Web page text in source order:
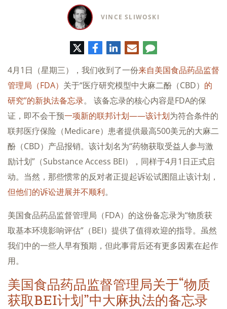
VINCE SLIWOSKI
特
脸
书
领
英
电
子
件
评
论
4月1日（星期三），我们收到了一份来自美国食品药品监督
管理局（FDA） 关于“医疗研究模型中大麻二酚（CBD） 的
研究”的新执法备忘录。 该备忘录的核心内容是FDA的保
证，即不会干预一项新的联邦计划——该计划为符合条件的
联邦医疗保险（Medicare）患者提供最高500美元的大麻二
酚（CBD）产品报销。该计划名为“药物获取受益人参与激
励计划”（Substance Access BEI），同样于4月1日正式启
动。当然，那些惯常的反对者正提起诉讼试图阻止该计划，
但他们的诉讼进展并不顺利。
美国食品药品监督管理局（FDA）的这份备忘录为“物质获
取基本环境影响评估”（BEI）提供了值得欢迎的指导。虽然
我们中的一些人早有预期，但此事背后还有更多因素在起作
用。
美国食品药品监督管理局关于“物质
获取BEI计划”中大麻执法的备忘录